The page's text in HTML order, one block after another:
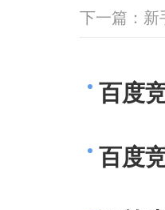
下一篇： 新
百度
百度